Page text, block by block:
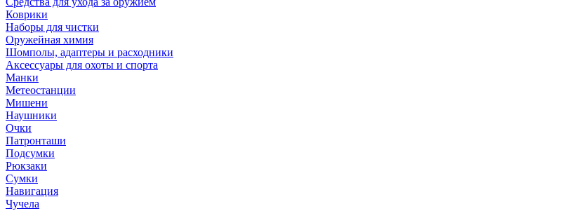
Коврики
Наборы для чистки
Оружейная химия
Шомполы, адаптеры и расходники
Аксессуары для охоты и спорта
Манки
Метеостанции
Мишени
Наушники
Очки
Патронташи
Подсумки
Рюкзаки
Сумки
Навигация
Чучела